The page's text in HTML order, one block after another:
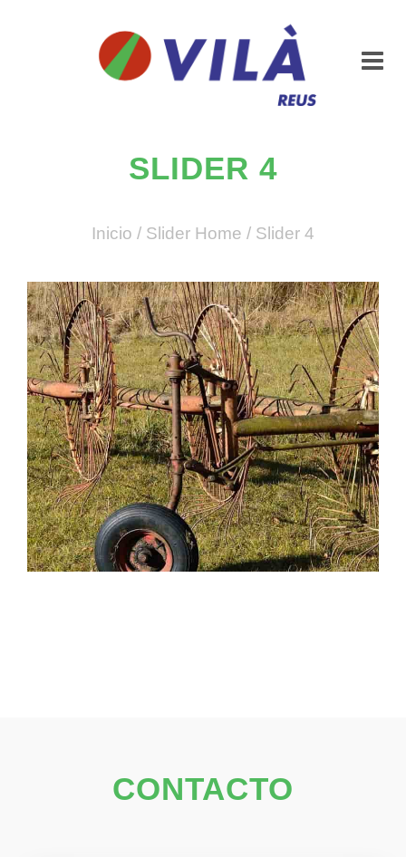
SLIDER 4
Inicio / Slider Home / Slider 4
CONTACTO